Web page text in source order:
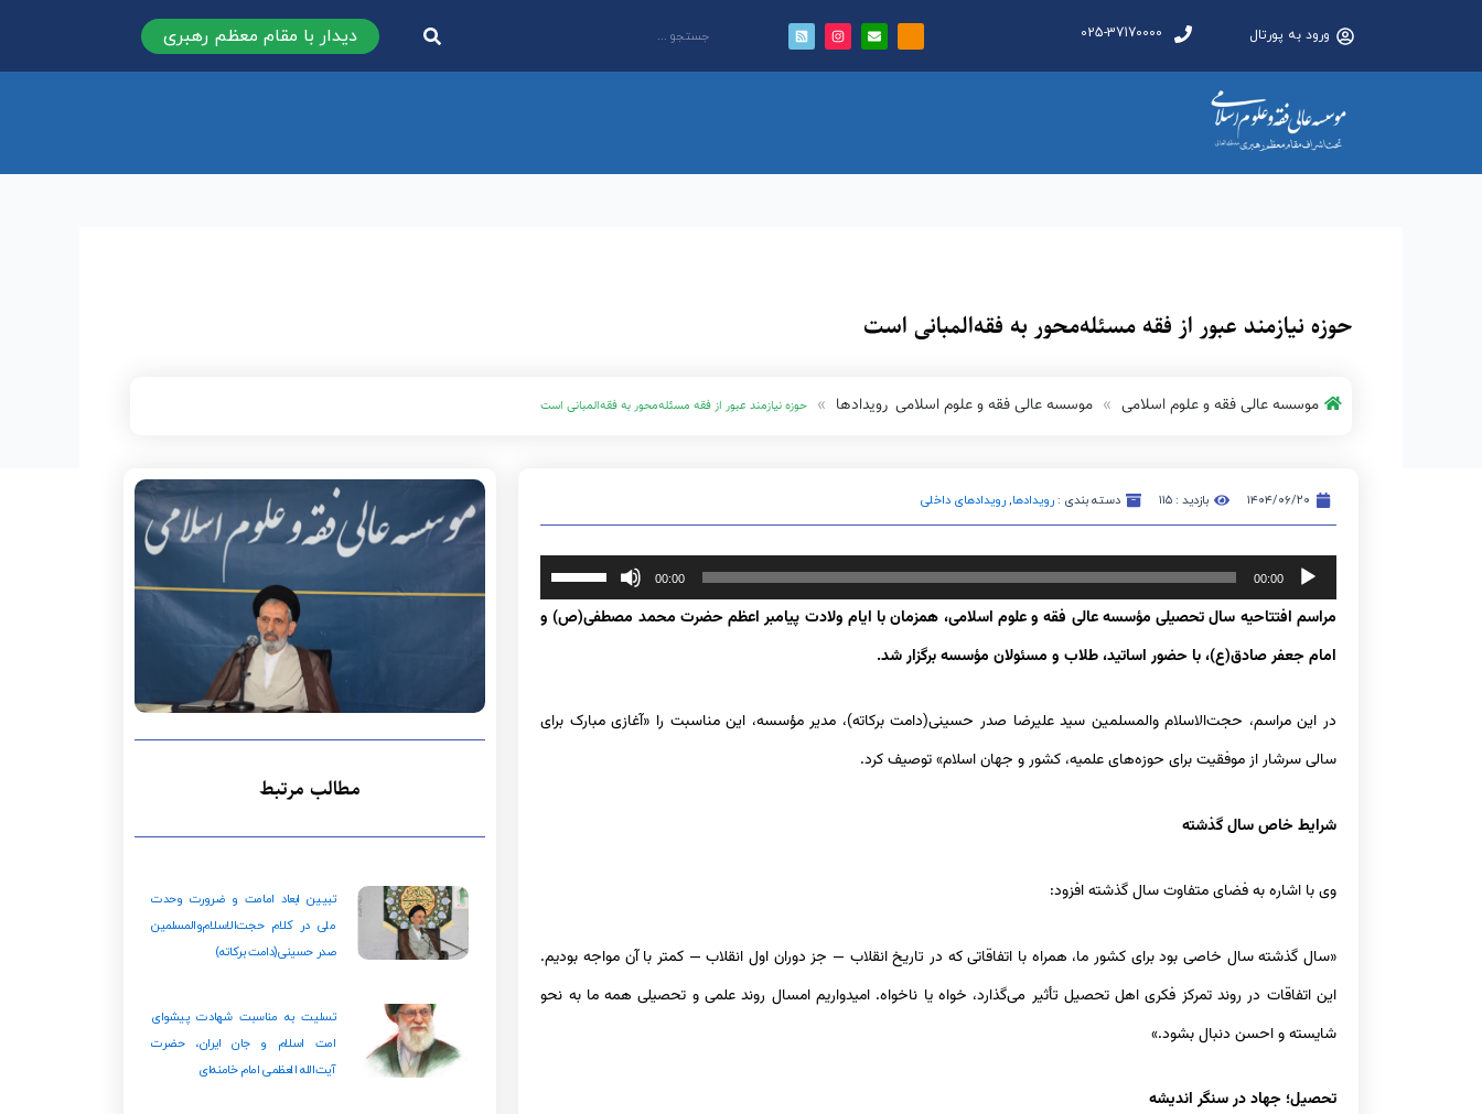
ورود به پورتال 025-37170000 دیدار با مقام معظم رهبری
حوزه نیازمند عبور از فقه مسئله‌محور به فقه‌المبانی است
موسسه عالی فقه و علوم اسلامی موسسه عالی فقه و علوم اسلامی رویدادها حوزه نیازمند عبور از فقه مسئله‌محور به فقه‌المبانی است
۱۴۰۴/۰۶/۲۰ بازدید : ۱۱۵ دسته بندی :رویدادها,رویدادهای داخلی
پخش‌کننده
صوت
00:00
00:00 برای
افزایش
صدا
استفاده
کنید.
مراسم افتتاحیه سال تحصیلی مؤسسه عالی فقه و علوم اسلامی، همزمان با ایام ولادت پیامبر اعظم حضرت محمد مصطفی(ص) و
امام جعفر صادق(ع)، با حضور اساتید، طلاب و مسئولان مؤسسه برگزار شد.
در این مراسم، حجت‌الاسلام والمسلمین سید علیرضا صدر حسینی(دامت برکاته)، مدیر مؤسسه، این مناسبت را «آغازی مبارک برای
سالی سرشار از موفقیت برای حوزه‌های علمیه، کشور و جهان اسلام» توصیف کرد.
شرایط خاص سال گذشته
وی با اشاره به فضای متفاوت سال گذشته افزود:
«سال گذشته سال خاصی بود برای کشور ما، همراه با اتفاقاتی که در تاریخ انقلاب — جز دوران اول انقلاب — کمتر با آن مواجه بودیم.
این اتفاقات در روند تمرکز فکری اهل تحصیل تأثیر می‌گذارد، خواه یا ناخواه. امیدواریم امسال روند علمی و تحصیلی همه ما به نحو
شایسته و احسن دنبال بشود.»
تحصیل؛ جهاد در سنگر اندیشه
مطالب مرتبط
تبیین ابعاد امامت و ضرورت وحدت
ملی در کلام حجت‌الاسلام‌والمسلمین
صدر حسینی(دامت‌ برکاته)
تسلیت به مناسبت شهادت پیشوای
امت اسلام و جان ایران، حضرت
آیت‌الله العظمی امام خامنه‌ای